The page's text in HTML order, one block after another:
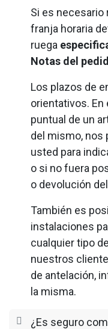
Si es necesario
franja horaria
ruega
Notas del
Los plazos de
orientativos. En
puntual de un
del mismo, nos
usted para
o si no fuera
o devolución
También es
instalaciones
cualquier tipo
nuestros
de antelación,
la misma.
¿Es seguro